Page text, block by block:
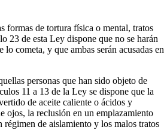
formas de tortura física o mental, tratos
23 de esta Ley dispone que no se harán
cometa, y que ambas serán acusadas en
personas que han sido objeto de
11 a 13 de la Ley se dispone que la
de aceite caliente o ácidos y
ojos, la reclusión en un emplazamiento
de aislamiento y los malos tratos